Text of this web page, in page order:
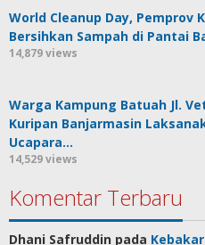
World Cleanup Day, Pemprov
Bersihkan Sampah di Pantai
14,879 views
Warga Kampung Batuah Jl.
Kuripan Banjarmasin
Ucapara…
14,529 views
Komentar Terbaru
Dhani Safruddin pada